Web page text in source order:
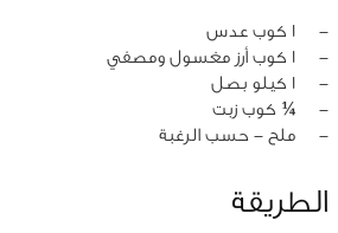
‏-
1 كوب عدس
‏-
1 كوب أرز مغسول ومصفي
‏-
1 كيلو بصل
‏-
¼ كوب زبت
‏-
ملح - حسب الرغبة
الطريقة